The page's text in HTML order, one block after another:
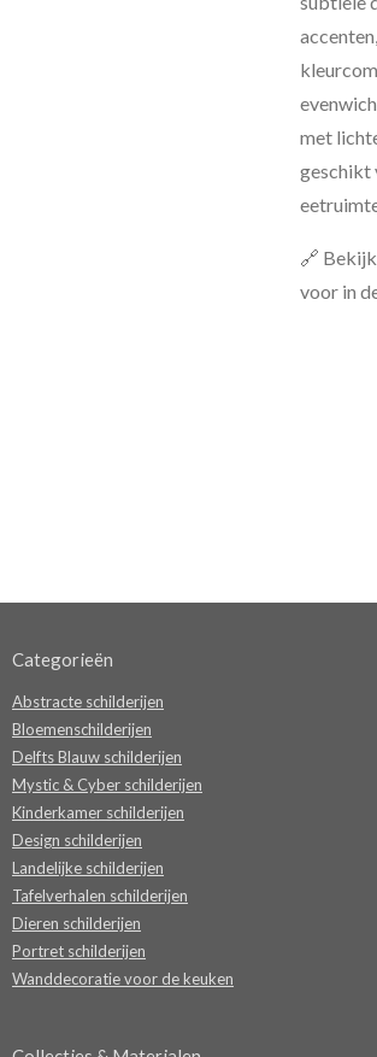
met
geschikt
🔗
voor in
Categorieën
Abstracte schilderijen
Bloemenschilderijen
Delfts Blauw schilderijen
Mystic & Cyber schilderijen
Kinderkamer schilderijen
Design schilderijen
Landelijke schilderijen
Tafelverhalen schilderijen
Dieren schilderijen
Portret schilderijen
Wanddecoratie voor de keuken